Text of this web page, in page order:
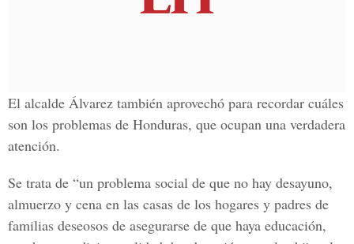
El alcalde Álvarez también aprovechó para recordar cuáles
son los problemas de Honduras, que ocupan una verdadera
atención.
Se trata de “un problema social de que no hay desayuno,
almuerzo y cena en las casas de los hogares y padres de
familias deseosos de asegurarse de que haya educación,